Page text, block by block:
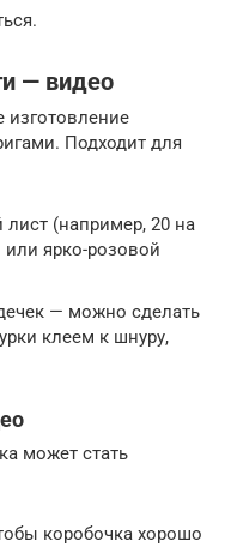
— видео
изготовление
Подходит для
лист (например, 20 на
или ярко-розовой
— можно сделать
клеем к шнуру,
может стать
коробочка хорошо